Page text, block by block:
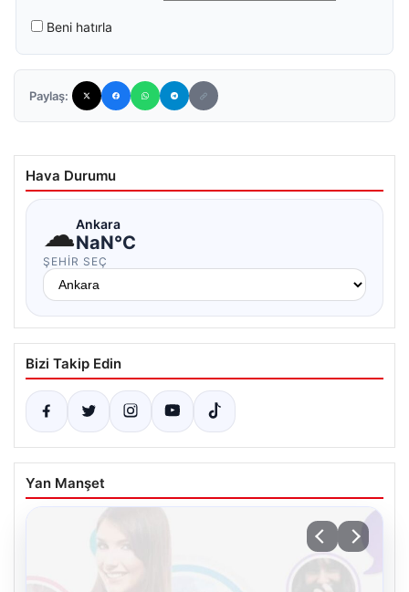
Beni hatırla
Paylaş:
Hava Durumu
☁Ankara
NaN°C
ŞEHIR SEÇ
Bizi Takip Edin
Yan Manşet